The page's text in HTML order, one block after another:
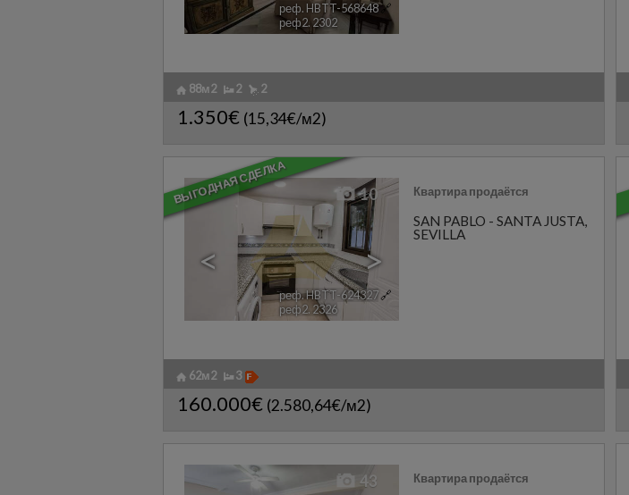
реф. HBTT-568648🔗
реф2. 2302
88м2 2 2
1.350€ (15,34€/м2)
ВЫГОДНАЯ СДЕЛКА
< >
10
реф. HBTT-624327🔗
реф2. 2326
SAN PABLO - SANTA JUSTA,
SEVILLA
Квартира продаётся
62м2 3
160.000€ (2.580,64€/м2)
43 Квартира продаётся